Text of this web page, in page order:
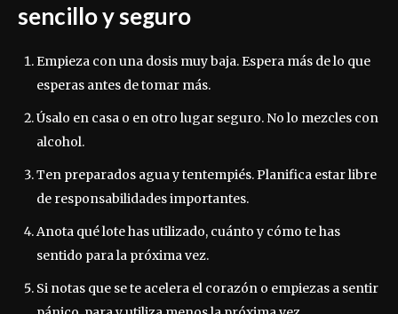
sencillo y seguro
Empieza con una dosis muy baja. Espera más de lo que
esperas antes de tomar más.
Úsalo en casa o en otro lugar seguro. No lo mezcles con
alcohol.
Ten preparados agua y tentempiés. Planifica estar libre
de responsabilidades importantes.
Anota qué lote has utilizado, cuánto y cómo te has
sentido para la próxima vez.
Si notas que se te acelera el corazón o empiezas a sentir